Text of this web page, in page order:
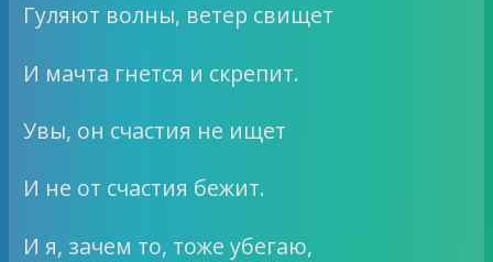
Гуляют волны, ветер свищет
И мачта гнется и скрепит.
Увы, он счастия не ищет
И не от счастия бежит.
И я, зачем то, тоже убегаю,